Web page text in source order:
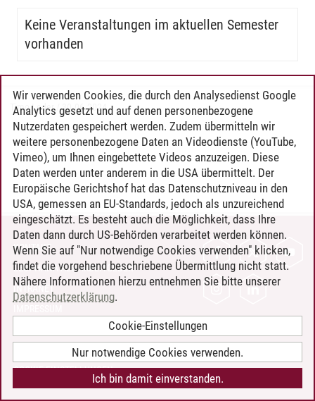
Keine Veranstaltungen im aktuellen Semester
vorhanden
Timo Leder/30.06.2024
KONTAKT
LEUPHANA ALS ARBEITGEBER
INTRANET
BARRIEREFREIHEIT
COOKIE-EINSTELLUNGEN
Wir verwenden Cookies, die durch den Analysedienst Google
Analytics gesetzt und auf denen personenbezogene
Nutzerdaten gespeichert werden. Zudem übermitteln wir
weitere personenbezogene Daten an Videodienste (YouTube,
Vimeo), um Ihnen eingebettete Videos anzuzeigen. Diese
Daten werden unter anderem in die USA übermittelt. Der
Europäische Gerichtshof hat das Datenschutzniveau in den
USA, gemessen an EU-Standards, jedoch als unzureichend
eingeschätzt. Es besteht auch die Möglichkeit, dass Ihre
Daten dann durch US-Behörden verarbeitet werden können.
Wenn Sie auf "Nur notwendige Cookies verwenden" klicken,
findet die vorgehend beschriebene Übermittlung nicht statt.
Nähere Informationen hierzu entnehmen Sie bitte unserer
Datenschutzerklärung.
Cookie-Einstellungen
Nur notwendige Cookies verwenden.
Ich bin damit einverstanden.